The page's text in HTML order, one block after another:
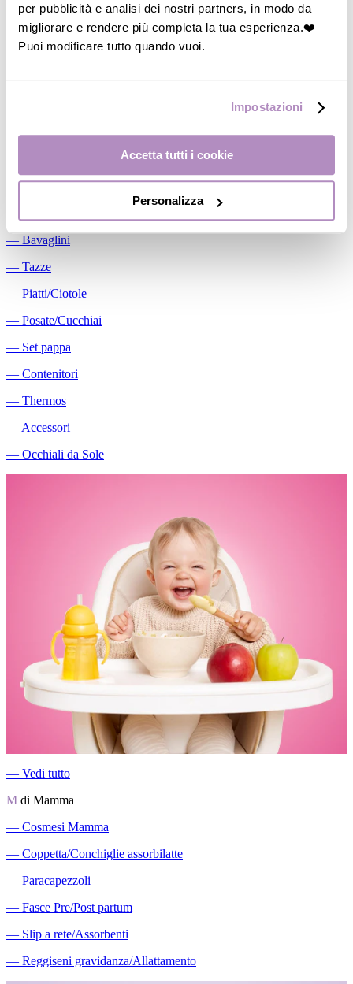
per pubblicità e analisi dei nostri partners, in modo da
migliorare e rendere più completa la tua esperienza.❤️
Puoi modificare tutto quando vuoi.
Impostazioni
Accetta tutti i cookie
Personalizza
―
Tettarelle
―Succhietti
Conservalatte Materno
―Massaggiagengive
― Bavaglini
― Tazze
― Piatti/Ciotole
― Posate/Cucchiai
― Set pappa
― Contenitori
― Thermos
― Accessori
― Occhiali da Sole
― Vedi tutto
M di Mamma
― Cosmesi Mamma
― Coppetta/Conchiglie assorbilatte
― Paracapezzoli
― Fasce Pre/Post partum
― Slip a rete/Assorbenti
― Reggiseni gravidanza/Allattamento